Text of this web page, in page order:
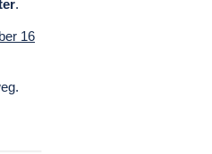
.
16